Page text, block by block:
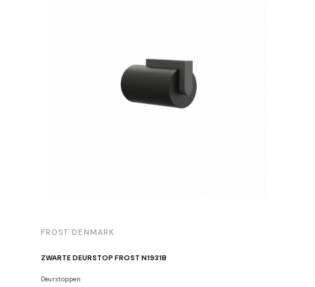
FROST DENMARK
ZWARTE DEURSTOP FROST N1931B
Deurstoppen